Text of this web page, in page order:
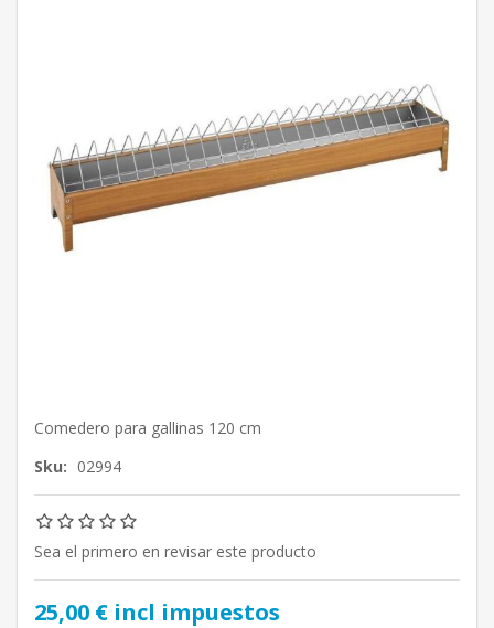
Comedero para gallinas 120 cm
Sku: 02994
Sea el primero en revisar este producto
25,00 € incl impuestos